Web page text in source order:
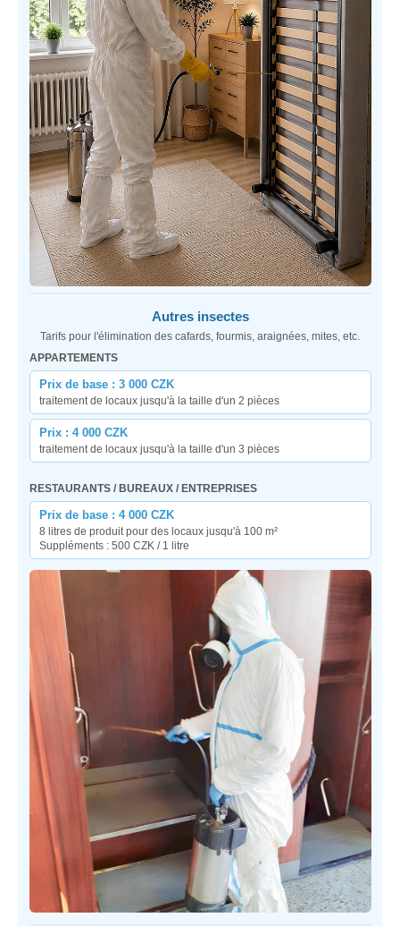
Autres insectes
Tarifs pour l'élimination des cafards, fourmis, araignées, mites, etc.
APPARTEMENTS
Prix de base : 3 000 CZK
traitement de locaux jusqu'à la taille d'un 2 pièces
Prix : 4 000 CZK
traitement de locaux jusqu'à la taille d'un 3 pièces
RESTAURANTS / BUREAUX / ENTREPRISES
Prix de base : 4 000 CZK
8 litres de produit pour des locaux jusqu'à 100 m²
Suppléments : 500 CZK / 1 litre